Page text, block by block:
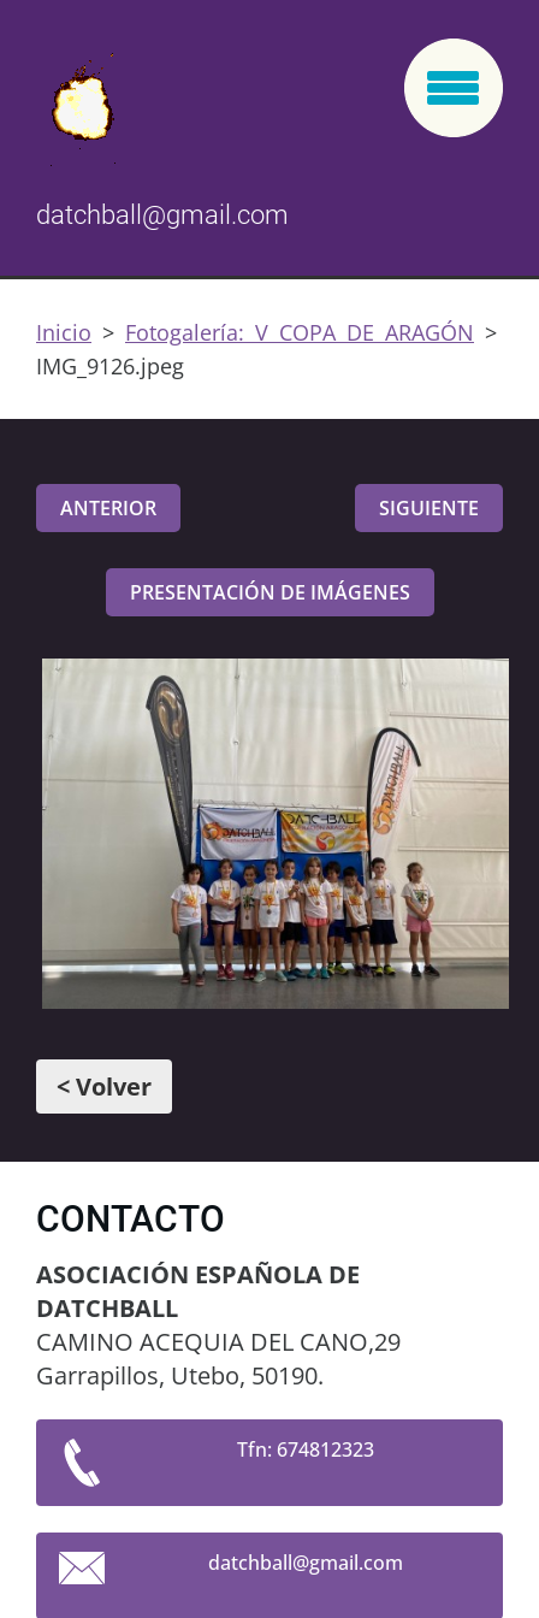
datchball@gmail.com
Inicio > Fotogalería: V COPA DE ARAGÓN >
IMG_9126.jpeg
ANTERIOR SIGUIENTE
PRESENTACIÓN DE IMÁGENES
< Volver
CONTACTO
ASOCIACIÓN ESPAÑOLA DE
DATCHBALL
CAMINO ACEQUIA DEL CANO,29
Garrapillos, Utebo, 50190.
Tfn: 674812323
datchball@gmail.com